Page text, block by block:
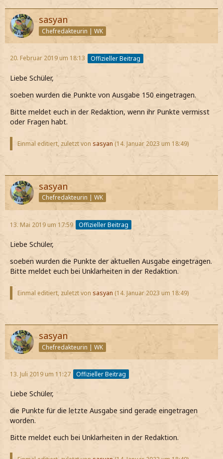
sasyan
Chefredakteurin | WK
20. Februar 2019 um 18:13 Offizieller Beitrag
Liebe Schüler,
soeben wurden die Punkte von Ausgabe 150 eingetragen.
Bitte meldet euch in der Redaktion, wenn ihr Punkte vermisst
oder Fragen habt.
Einmal editiert, zuletzt von sasyan (14. Januar 2023 um 18:49)
sasyan
Chefredakteurin | WK
13. Mai 2019 um 17:59 Offizieller Beitrag
Liebe Schüler,
soeben wurden die Punkte der aktuellen Ausgabe eingetragen.
Bitte meldet euch bei Unklarheiten in der Redaktion.
Einmal editiert, zuletzt von sasyan (14. Januar 2023 um 18:49)
sasyan
Chefredakteurin | WK
13. Juli 2019 um 11:27 Offizieller Beitrag
Liebe Schüler,
die Punkte für die letzte Ausgabe sind gerade eingetragen
worden.
Bitte meldet euch bei Unklarheiten in der Redaktion.